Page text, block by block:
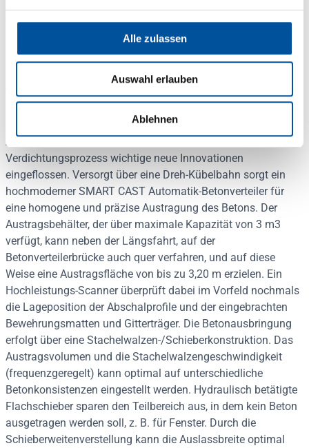
Alle zulassen
Auswahl erlauben
Ablehnen
Wiederholgenauigkeit.
Perfekte Betonier- und
Verdichtungsprozesse
Neben der hochautomatisierten Robotertechnik in der
Arbeitsvorbereitung sind auch im Betonier- und
Verdichtungsprozess wichtige neue Innovationen
eingeflossen. Versorgt über eine Dreh-Kübelbahn sorgt ein
hochmoderner SMART CAST Automatik-Betonverteiler für
eine homogene und präzise Austragung des Betons. Der
Austragsbehälter, der über maximale Kapazität von 3 m3
verfügt, kann neben der Längsfahrt, auf der
Betonverteilerbrücke auch quer verfahren, und auf diese
Weise eine Austragsfläche von bis zu 3,20 m erzielen. Ein
Hochleistungs-Scanner überprüft dabei im Vorfeld nochmals
die Lageposition der Abschalprofile und der eingebrachten
Bewehrungsmatten und Gitterträger. Die Betonausbringung
erfolgt über eine Stachelwalzen-/Schieberkonstruktion. Das
Austragsvolumen und die Stachelwalzengeschwindigkeit
(frequenzgeregelt) kann optimal auf unterschiedliche
Betonkonsistenzen eingestellt werden. Hydraulisch betätigte
Flachschieber sparen den Teilbereich aus, in dem kein Beton
ausgetragen werden soll, z. B. für Fenster. Durch die
Schieberweitenverstellung kann die Auslassbreite optimal